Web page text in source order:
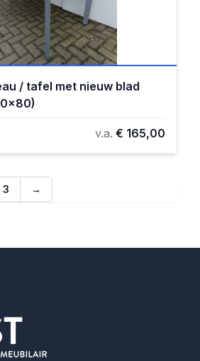
/ tafel met nieuw blad
v.a. € 165,00
3 →